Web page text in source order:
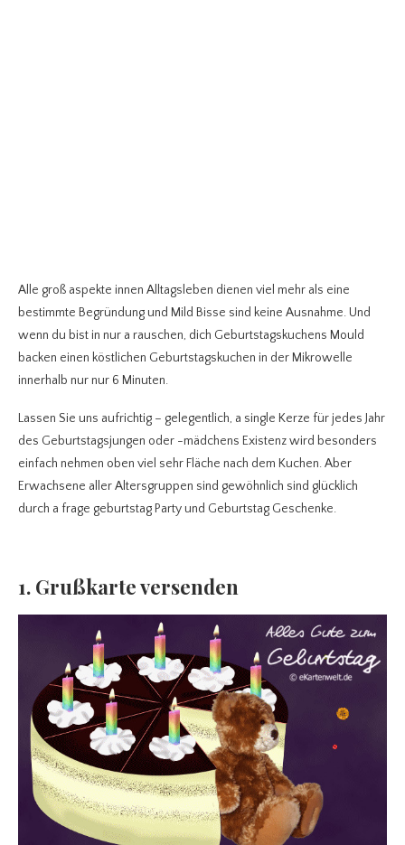
Alle groß aspekte innen Alltagsleben dienen viel mehr als eine
bestimmte Begründung und Mild Bisse sind keine Ausnahme. Und
wenn du bist in nur a rauschen, dich Geburtstagskuchens Mould
backen einen köstlichen Geburtstagskuchen in der Mikrowelle
innerhalb nur nur 6 Minuten.
Lassen Sie uns aufrichtig – gelegentlich, a single Kerze für jedes Jahr
des Geburtstagsjungen oder -mädchens Existenz wird besonders
einfach nehmen oben viel sehr Fläche nach dem Kuchen. Aber
Erwachsene aller Altersgruppen sind gewöhnlich sind glücklich
durch a frage geburtstag Party und Geburtstag Geschenke.
1. Grußkarte versenden